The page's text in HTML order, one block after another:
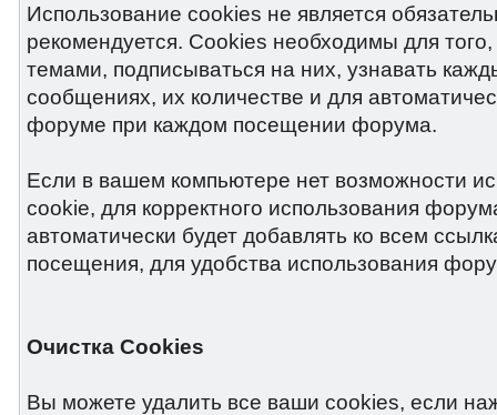
Использование cookies не является
рекомендуется. Cookies необходимы для
темами, подписываться на них, узнавать
сообщениях, их количестве и для
форуме при каждом посещении форума.
Если в вашем компьютере нет возможности
cookie, для корректного использования
автоматически будет добавлять ко всем
посещения, для удобства использования
Очистка Cookies
Вы можете удалить все ваши cookies, если